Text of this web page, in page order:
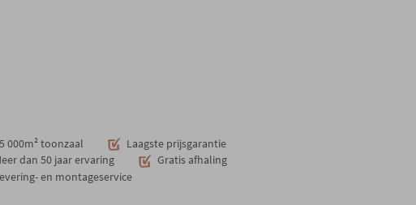
000m² toonzaal
Laagste prijsgarantie
dan 50 jaar ervaring
Gratis afhaling
en montageservice